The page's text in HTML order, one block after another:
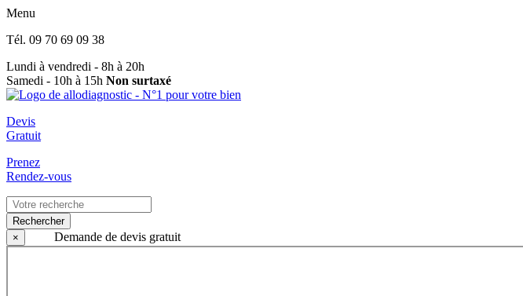
Menu
Tél. 09 70 69 09 38
Lundi à vendredi - 8h à 20h
Samedi - 10h à 15h Non surtaxé
Devis
Gratuit
Prenez
Rendez-vous
Rechercher
×
Demande de devis gratuit